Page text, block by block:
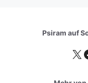
Psiram auf
X